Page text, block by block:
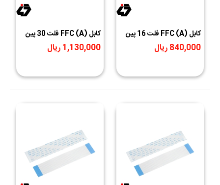
کابل (A) FFC فلت 16 پين
1mm طول 25cm
840,000 ریال
کابل (A) FFC فلت 30 پين
0.5mm طول 25cm
1,130,000 ریال